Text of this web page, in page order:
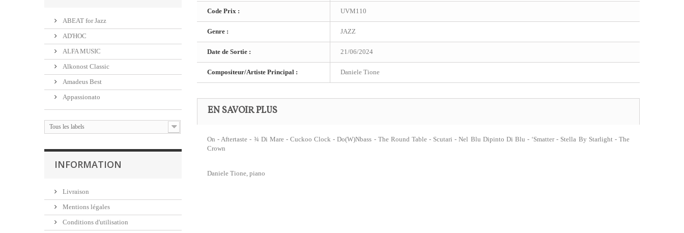
ABEAT for Jazz
AD'HOC
ALFA MUSIC
Alkonost Classic
Amadeus Best
Appassionato
Tous les labels
INFORMATION
Livraison
Mentions légales
Conditions d'utilisation
Code Prix : UVM110
Genre : JAZZ
Date de Sortie : 21/06/2024
Compositeur/Artiste Principal : Daniele Tione
EN SAVOIR PLUS
On - Aftertaste - ¾ Di Mare - Cuckoo Clock - Do(W)Nbass - The Round Table - Scutari - Nel Blu Dipinto Di Blu - ‘Smatter - Stella By Starlight - The
Crown
Daniele Tione, piano